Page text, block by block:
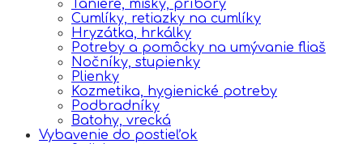
Taniere, misky, príbory
Cumlíky, retiazky na cumlíky
Hryzátka, hrkálky
Potreby a pomôcky na umývanie fliaš
Nočníky, stupienky
Plienky
Kozmetika, hygienické potreby
Podbradníky
Batohy, vrecká
Vybavenie do postieľok